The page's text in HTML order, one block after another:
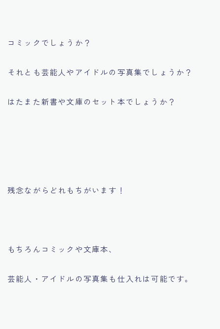
コミックでしょうか？
それとも芸能人やアイドルの写真集でしょうか？
はたまた新書や文庫のセット本でしょうか？
残念ながらどれもちがいます！
もちろんコミックや文庫本、
芸能人・アイドルの写真集も仕入れは可能です。